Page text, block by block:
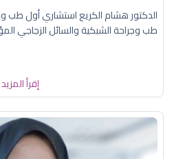
الدكتور هشام الكريع استشاري أول
طب وجراحة الشبكية والسائل الزجاجي
إقرأ المزيد